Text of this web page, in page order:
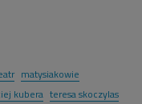
matysiakowie
kubera teresa skoczylas